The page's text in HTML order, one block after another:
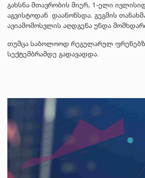
გახსნა მთავრობის მიერ, 1-ელი
აგვისტოდან დაანონსდა. გეგმის
ავიამომოსვლის აღდგენა უნდა
თუმცა საბოლოოდ რეგულარულ
სექტემბრამდე გადავადდა.